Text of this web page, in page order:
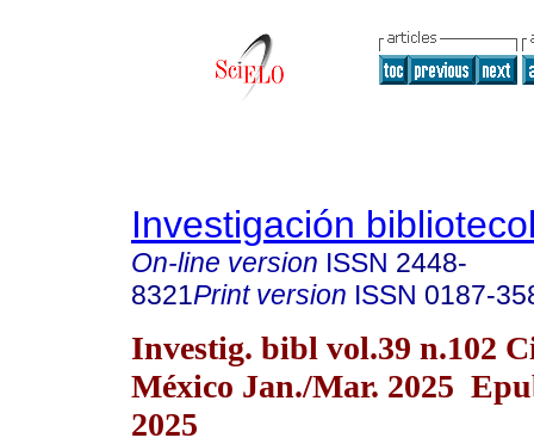
Investigación
On-line version ISSN 2448-
8321Print version ISSN 0187-
Investig. bibl vol.39 n.102
México Jan./Mar. 2025
2025